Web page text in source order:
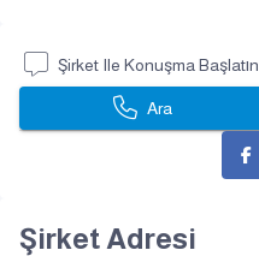
Şirket Ile Konuşma Başlatın
Ara
Şirket Adresi